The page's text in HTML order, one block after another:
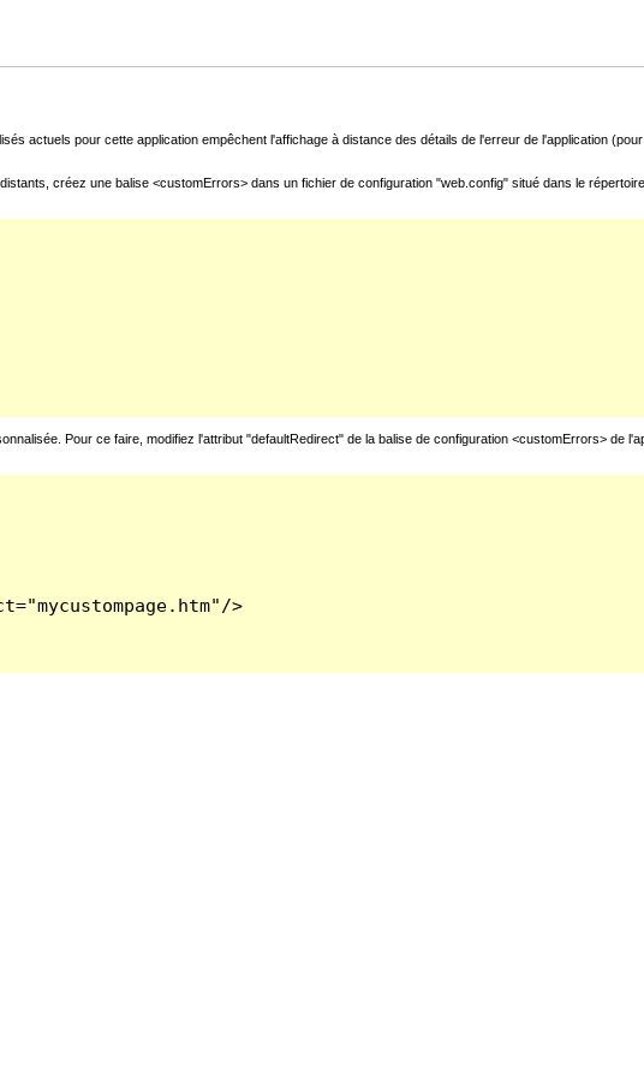
actuels pour cette application empêchent l'affichage à distance des détails de l'erreur de l'application
créez une balise <customErrors> dans un fichier de configuration "web.config" situé dans le
Pour ce faire, modifiez l'attribut "defaultRedirect" de la balise de configuration <customErrors> de
>